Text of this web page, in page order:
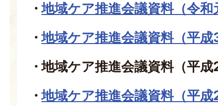
地域ケア推進会議資料（令和
地域ケア推進会議資料（平
地域ケア推進会議資料（平
地域ケア推進会議資料（平